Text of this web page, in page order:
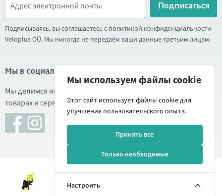
Подписаться
Подписываясь, вы соглашаетесь с политикой конфиденциальности
Veloplus OÜ. Мы никогда не передаём ваши данные третьим лицам.
Мы в социальных сетях
Мы делимся информацией о выгодных акциях, новых
товарах и сервисе. Иногда публикуем обзоры продукции.
© 2026 Veloplus OÜ. Все права защищены
Управление cookie
Мы используем файлы cookie
Этот сайт использует файлы cookie для
улучшения пользовательского опыта.
Принять все
Только необходимые
Настроить